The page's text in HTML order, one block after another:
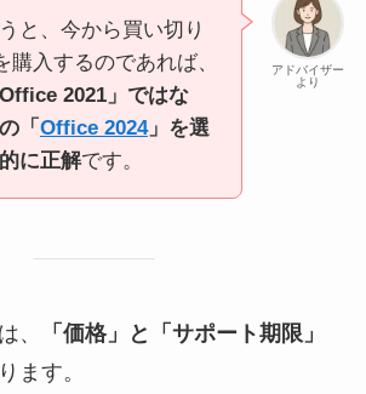
アドバイザー
より
と、今から買い切り
購入するのであれば、
2021」ではな
「 Office 2024」を選
に正解です。
、
「価格」と「サポート期限」
ます。